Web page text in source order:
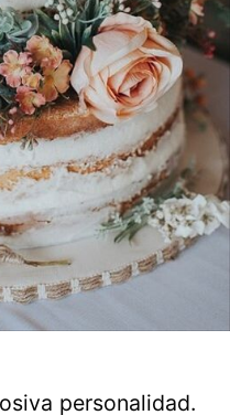
personalidad.